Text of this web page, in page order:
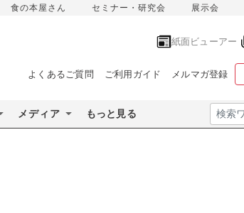
食の本屋さん セミナー・研究会 展示会
紙面ビューアー
よくあるご質問 ご利用ガイド メルマガ登録
メディア もっと見る